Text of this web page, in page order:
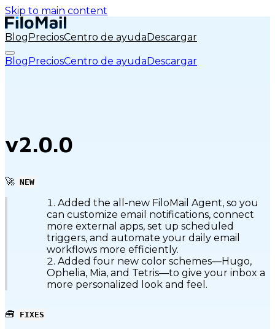
Skip to main content
BlogPreciosCentro de ayudaDescargar
BlogPreciosCentro de ayudaDescargar
v2.0.0
🚀 NEW
Added the all-new FiloMail Agent, so you
can customize email notifications, connect
more external apps, set up scheduled
triggers, and automate your daily email
workflows more efficiently.
Added four new color schemes—Hugo,
Ophelia, Mia, and Tetris—to give your inbox a
more personalized look and feel.
🧰 FIXES